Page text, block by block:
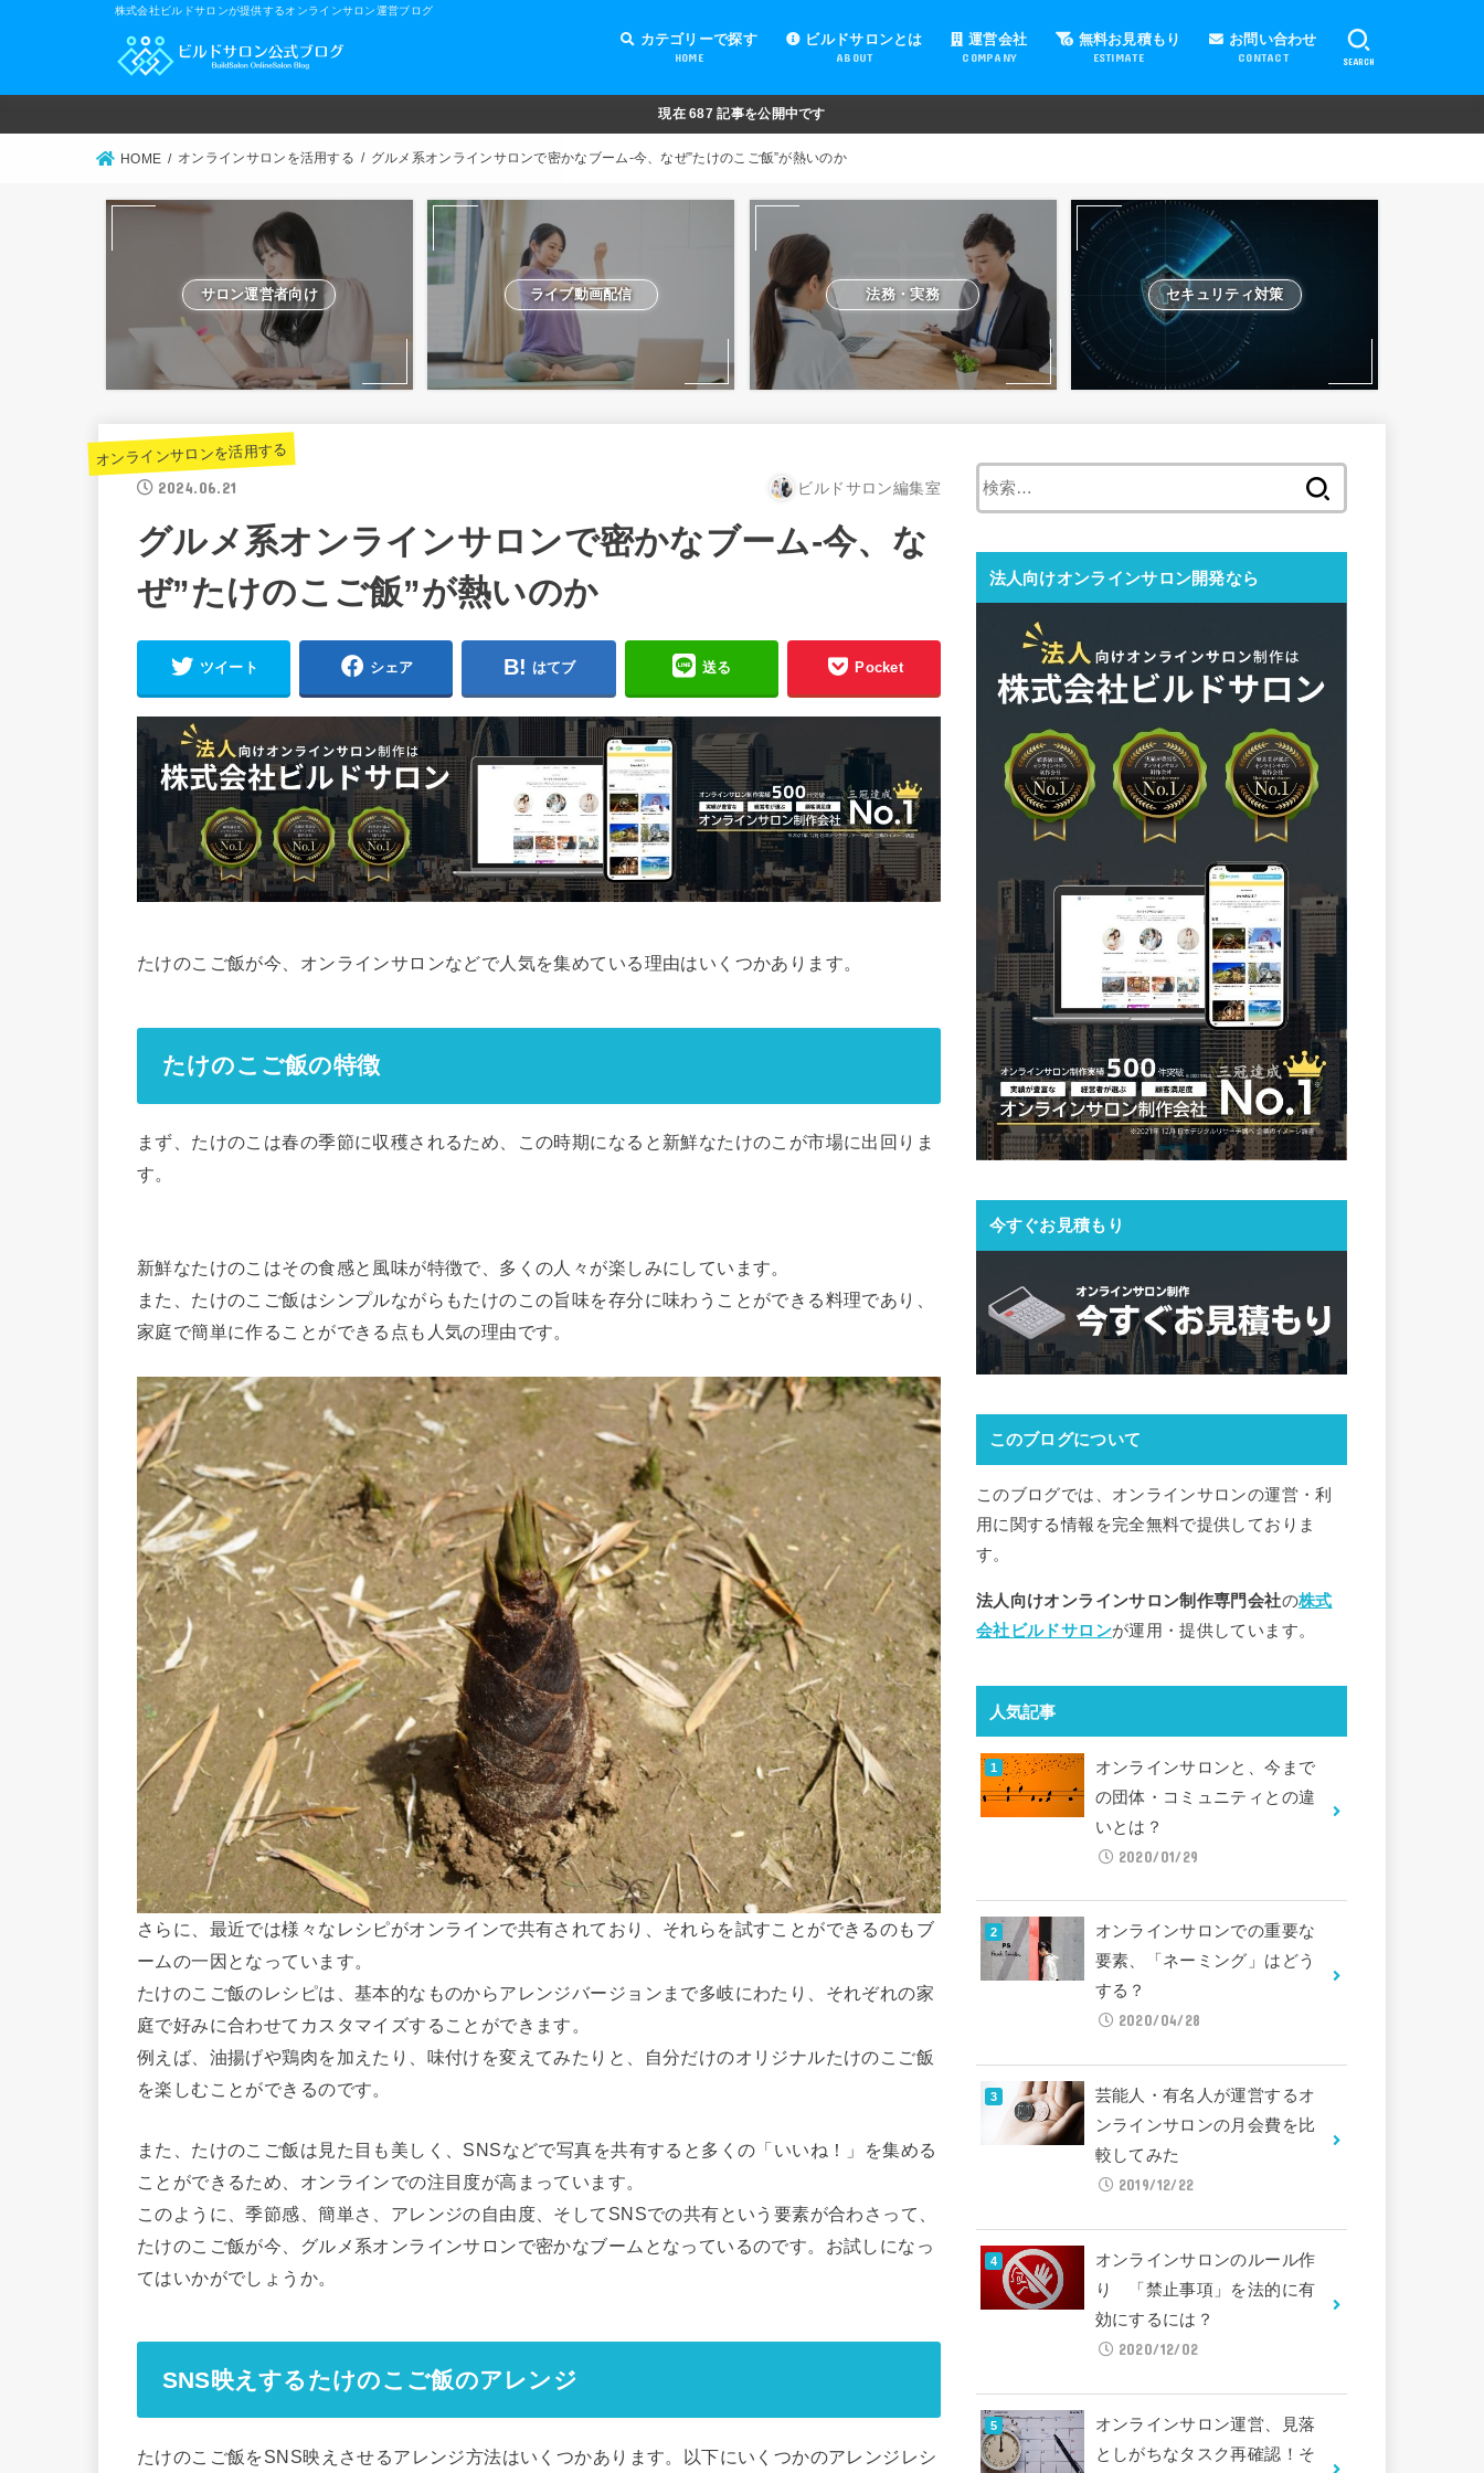
株式会社ビルドサロンが提供するオンラインサロン運営ブログ
カテゴリーで探す
HOME
オンラインサロンの運営
オンラインサロンの集客
オンラインサロンの紹介
オンラインサロンの活用
法務・実務
ライブ動画配信
動画制作・編集
セキュリティ対策
Facebook運営
会費設定
オンラインサロンの開設準備
道具・機材紹介と解説
NFT
ビルドサロンとは
ABOUT
運営会社
COMPANY
無料お見積もり
ESTIMATE
お問い合わせ
CONTACT SEARCH
現在687 記事を公開中です
HOME オンラインサロンを活用する グルメ系オンラインサロンで密かなブーム-今、なぜ”たけのこご飯”が熱いのか
サロン運営者向け ライブ動画配信 法務・実務 セキュリティ対策
オンラインサロンを活用する
2024.06.21 ビルドサロン編集室
グルメ系オンラインサロンで密かなブーム-今、な
ぜ”たけのこご飯”が熱いのか
ツイート シェア はてブ 送る Pocket
たけのこご飯が今、オンラインサロンなどで人気を集めている理由はいくつかあります。
たけのこご飯の特徴
まず、たけのこは春の季節に収穫されるため、この時期になると新鮮なたけのこが市場に出回りま
す。
新鮮なたけのこはその食感と風味が特徴で、多くの人々が楽しみにしています。
また、たけのこご飯はシンプルながらもたけのこの旨味を存分に味わうことができる料理であり、
家庭で簡単に作ることができる点も人気の理由です。
さらに、最近では様々なレシピがオンラインで共有されており、それらを試すことができるのもブ
ームの一因となっています。
たけのこご飯のレシピは、基本的なものからアレンジバージョンまで多岐にわたり、それぞれの家
庭で好みに合わせてカスタマイズすることができます。
例えば、油揚げや鶏肉を加えたり、味付けを変えてみたりと、自分だけのオリジナルたけのこご飯
を楽しむことができるのです。
また、たけのこご飯は見た目も美しく、SNSなどで写真を共有すると多くの「いいね！」を集める
ことができるため、オンラインでの注目度が高まっています。
このように、季節感、簡単さ、アレンジの自由度、そしてSNSでの共有という要素が合わさって、
たけのこご飯が今、グルメ系オンラインサロンで密かなブームとなっているのです。お試しになっ
てはいかがでしょうか。
SNS映えするたけのこご飯のアレンジ
たけのこご飯をSNS映えさせるアレンジ方法はいくつかあります。以下にいくつかのアレンジレシ
法人向けオンラインサロン開発なら
今すぐお見積もり
このブログについて
このブログでは、オンラインサロンの運営・利
用に関する情報を完全無料で提供しておりま
す。
法人向けオンラインサロン制作専門会社の株式
会社ビルドサロンが運用・提供しています。
人気記事
オンラインサロンと、今まで
の団体・コミュニティとの違
いとは？
2020/01/29
オンラインサロンでの重要な
要素、「ネーミング」はどう
する？
2020/04/28
芸能人・有名人が運営するオ
ンラインサロンの月会費を比
較してみた
2019/12/22
オンラインサロンのルール作
り 「禁止事項」を法的に有
効にするには？
2020/12/02
オンラインサロン運営、見落
としがちなタスク再確認！そ